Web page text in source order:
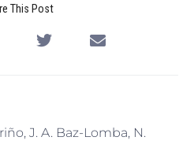
This Post
J. A. Baz-Lomba, N.